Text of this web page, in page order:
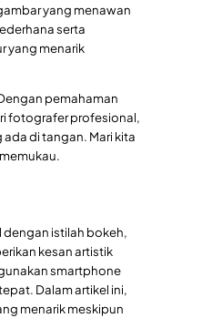
yang menawan
serta
yang menarik
pemahaman
fotografer profesional,
di tangan. Mari kita
dengan istilah bokeh,
kesan artistik
smartphone
Dalam artikel ini,
menarik meskipun